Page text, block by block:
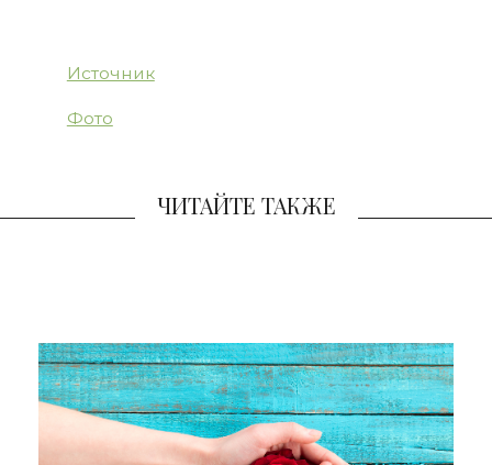
Источник
Фото
ЧИТАЙТЕ ТАКЖЕ